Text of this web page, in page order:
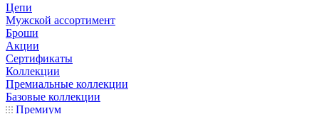
Цепи
Мужской ассортимент
Броши
Акции
Сертификаты
Коллекции
Премиальные коллекции
Базовые коллекции
Премиум